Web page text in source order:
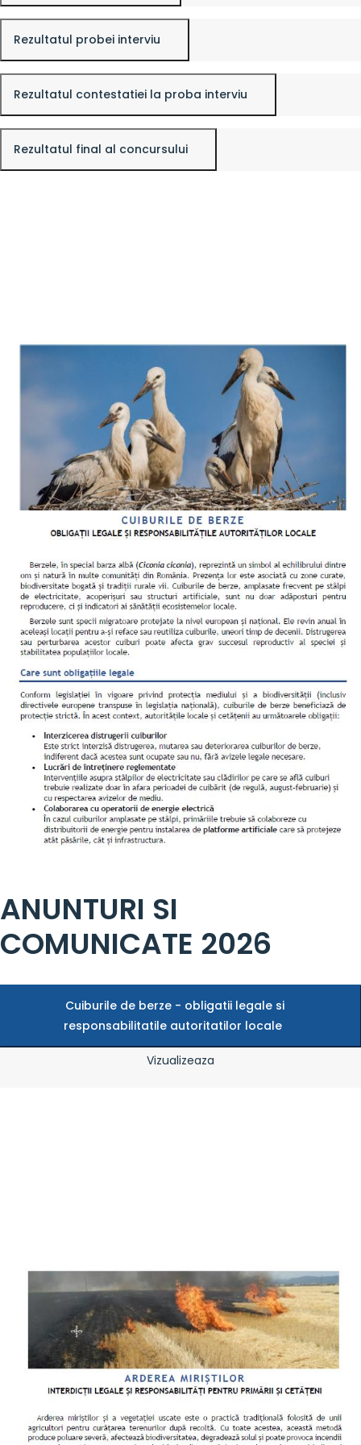
Rezultatul probei interviu
Rezultatul contestatiei la proba interviu
Rezultatul final al concursului
ANUNTURI SI
COMUNICATE 2026
Cuiburile de berze - obligatii legale si
responsabilitatile autoritatilor locale
Vizualizeaza